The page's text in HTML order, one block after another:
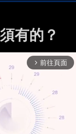
有的？
arrow_forward_ios 前往頁面